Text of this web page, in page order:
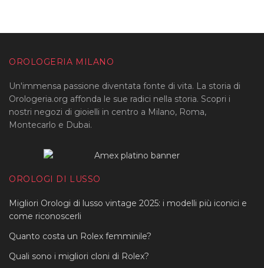
OROLOGERIA MILANO
Un'immensa passione diventata fonte di vita. La storia di
Orologeria.org affonda le sue radici nella storia. Scopri i
nostri negozi di gioielli in centro a Milano, Roma,
Montecarlo e Dubai.
OROLOGI DI LUSSO
Migliori Orologi di lusso vintage 2025: i modelli più iconici e
come riconoscerli
Quanto costa un Rolex femminile?
Quali sono i migliori cloni di Rolex?